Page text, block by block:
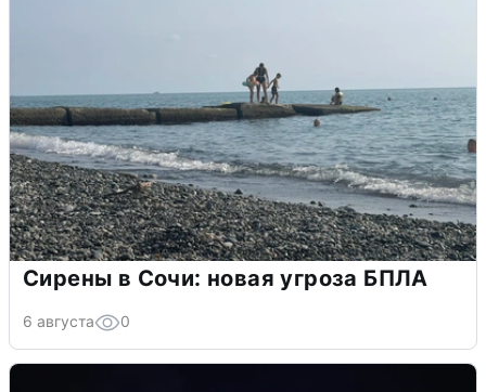
Сирены в Сочи: новая угроза БПЛА
6 августа 0